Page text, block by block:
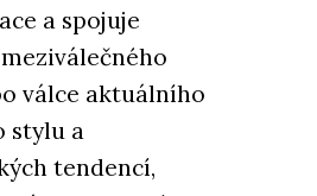
a spojuje
válce aktuálního
stylu a
tendencí,